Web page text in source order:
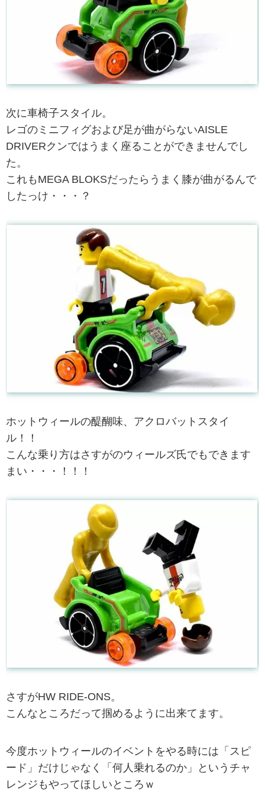
次に車椅子スタイル。
レゴのミニフィグおよび足が曲がらないAISLE
DRIVERクンではうまく座ることができませんでし
た。
これもMEGA BLOKSだったらうまく膝が曲がるんで
したっけ・・・？
ホットウィールの醍醐味、アクロバットスタイ
ル！！
こんな乗り方はさすがのウィールズ氏でもできます
まい・・・！！！
さすがHW RIDE-ONS。
こんなところだって掴めるように出来てます。
今度ホットウィールのイベントをやる時には「スピ
ード」だけじゃなく「何人乗れるのか」というチャ
レンジもやってほしいところｗ